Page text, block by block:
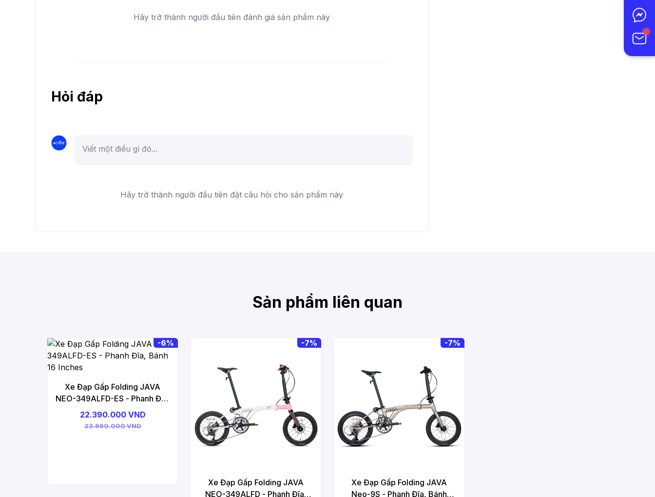
Hãy trở thành người đầu tiên đánh giá sản phẩm này
Hỏi đáp
Hãy trở thành người đầu tiên đặt câu hỏi cho sản phẩm này
Sản phẩm liên quan
-6%
Xe Đạp Gấp Folding JAVA
NEO-349ALFD-ES - Phanh Đĩa,
Bánh 16 Inches
22.390.000 VND
23.990.000 VND
-7%
Xe Đạp Gấp Folding JAVA
NEO-349ALFD - Phanh Đĩa,
-7%
Xe Đạp Gấp Folding JAVA
Neo-9S - Phanh Đĩa, Bánh